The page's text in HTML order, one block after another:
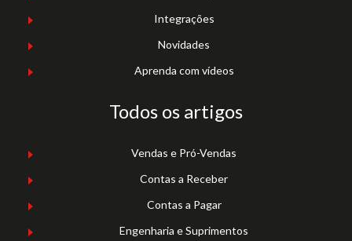
Integrações
Novidades
Aprenda com vídeos
Todos os artigos
Vendas e Pró-Vendas
Contas a Receber
Contas a Pagar
Engenharia e Suprimentos